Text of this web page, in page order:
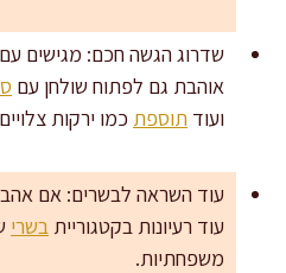
שדרוג הגשה חכם: מגישים
אוהבת גם לפתוח שולחן עם
ועוד תוספת כמו ירקות
עוד השראה לבשרים: אם
עוד רעיונות בקטגוריית בשרי
משפחתיות.